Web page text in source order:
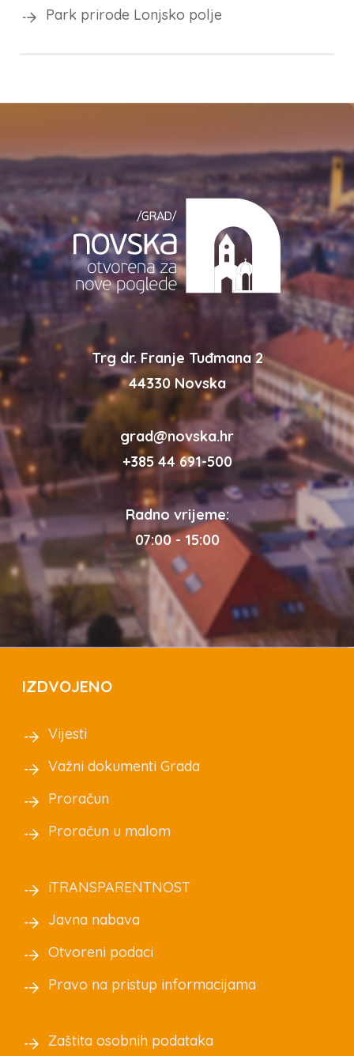
Park prirode Lonjsko polje
Trg dr. Franje Tuđmana 2
44330 Novska
grad@novska.hr
+385 44 691-500
Radno vrijeme:
07:00 - 15:00
IZDVOJENO
Vijesti
Važni dokumenti Grada
Proračun
Proračun u malom
iTRANSPARENTNOST
Javna nabava
Otvoreni podaci
Pravo na pristup informacijama
Zaštita osobnih podataka